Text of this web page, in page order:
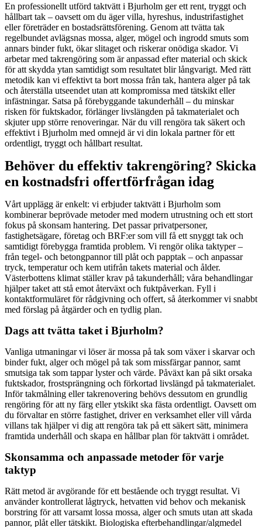
En professionellt utförd taktvätt i Bjurholm ger ett rent, tryggt och
hållbart tak – oavsett om du äger villa, hyreshus, industrifastighet
eller företräder en bostadsrättsförening. Genom att tvätta tak
regelbundet avlägsnas mossa, alger, mögel och ingrodd smuts som
annars binder fukt, ökar slitaget och riskerar onödiga skador. Vi
arbetar med takrengöring som är anpassad efter material och skick
för att skydda ytan samtidigt som resultatet blir långvarigt. Med rätt
metodik kan vi effektivt ta bort mossa från tak, hantera alger på tak
och återställa utseendet utan att kompromissa med tätskikt eller
infästningar. Satsa på förebyggande takunderhåll – du minskar
risken för fuktskador, förlänger livslängden på takmaterialet och
skjuter upp större renoveringar. När du vill rengöra tak säkert och
effektivt i Bjurholm med omnejd är vi din lokala partner för ett
ordentligt, tryggt och hållbart resultat.
Behöver du effektiv takrengöring? Skicka
en kostnadsfri offertförfrågan idag
Vårt upplägg är enkelt: vi erbjuder taktvätt i Bjurholm som
kombinerar beprövade metoder med modern utrustning och ett stort
fokus på skonsam hantering. Det passar privatpersoner,
fastighetsägare, företag och BRF:er som vill få ett snyggt tak och
samtidigt förebygga framtida problem. Vi rengör olika taktyper –
från tegel- och betongpannor till plåt och papptak – och anpassar
tryck, temperatur och kem utifrån takets material och ålder.
Västerbottens klimat ställer krav på takunderhåll; våra behandlingar
hjälper taket att stå emot återväxt och fuktpåverkan. Fyll i
kontaktformuläret för rådgivning och offert, så återkommer vi snabbt
med förslag på åtgärder och en tydlig plan.
Dags att tvätta taket i Bjurholm?
Vanliga utmaningar vi löser är mossa på tak som växer i skarvar och
binder fukt, alger och mögel på tak som missfärgar pannor, samt
smutsiga tak som tappar lyster och värde. Påväxt kan på sikt orsaka
fuktskador, frostsprängning och förkortad livslängd på takmaterialet.
Inför takmålning eller takrenovering behövs dessutom en grundlig
rengöring för att ny färg eller ytskikt ska fästa ordentligt. Oavsett om
du förvaltar en större fastighet, driver en verksamhet eller vill vårda
villans tak hjälper vi dig att rengöra tak på ett säkert sätt, minimera
framtida underhåll och skapa en hållbar plan för taktvätt i området.
Skonsamma och anpassade metoder för varje
taktyp
Rätt metod är avgörande för ett bestående och tryggt resultat. Vi
använder kontrollerat lågtryck, hetvatten vid behov och mekanisk
borstring för att varsamt lossa mossa, alger och smuts utan att skada
pannor, plåt eller tätskikt. Biologiska efterbehandlingar/algmedel